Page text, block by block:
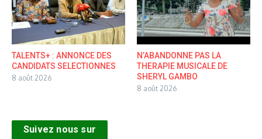
TALENTS+ : ANNONCE DES
CANDIDATS SELECTIONNES
8 août 2026
N’ABANDONNE PAS LA
THERAPIE MUSICALE DE
SHERYL GAMBO
8 août 2026
Suivez nous sur